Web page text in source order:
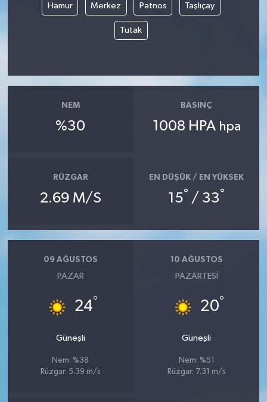
Hamur Merkez Patnos Taşlıçay
Tutak
NEM
%30
BASINÇ
1008 HPA hpa
RÜZGAR
2.69 M/S
EN DÜŞÜK / EN YÜKSEK
15° / 33°
09 AĞUSTOS
PAZAR
24°
Güneşli
Nem: %38
Rüzgar: 5.39 m/s
10 AĞUSTOS
PAZARTESI
20°
Güneşli
Nem: %51
Rüzgar: 7.31 m/s